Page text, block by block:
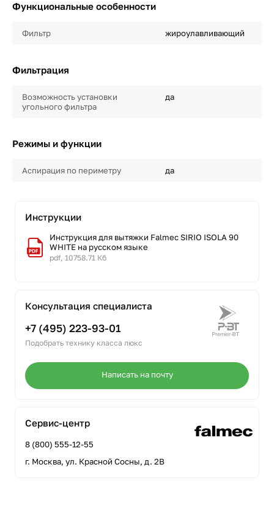
Функциональные особенности
Фильтр жироулавливающий
Фильтрация
Возможность установки
угольного фильтра
да
Режимы и функции
Аспирация по периметру да
Инструкции
Инструкция для вытяжки Falmec SIRIO ISOLA 90
WHITE на русском языке
pdf, 10758.71 Кб
Консультация специалиста
+7 (495) 223-93-01
Подобрать технику класса люкс
Написать на почту
Сервис-центр
8 (800) 555-12-55
г. Москва, ул. Красной Сосны, д. 2В